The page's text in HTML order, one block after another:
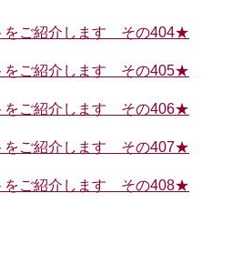
をご紹介します その404★
をご紹介します その405★
をご紹介します その406★
をご紹介します その407★
をご紹介します その408★